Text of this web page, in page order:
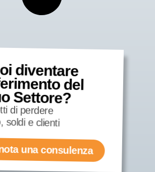
diventare
del
Settore?
di perdere
soldi e clienti
una consulenza